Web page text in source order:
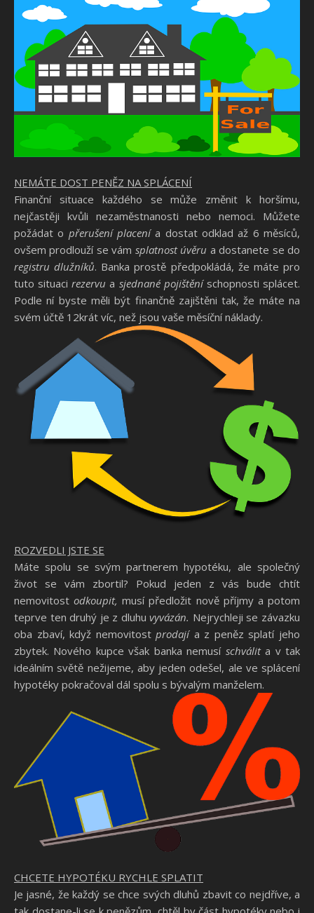
NEMÁTE DOST PENĚZ NA SPLÁCENÍ
Finanční situace každého se může změnit k horšímu,
nejčastěji kvůli nezaměstnanosti nebo nemoci. Můžete
požádat o přerušení placenía dostat odklad až 6 měsíců,
ovšem prodlouží se vám splatnost úvěru a dostanete se do
registru dlužníků. Banka prostě předpokládá, že máte pro
tuto situacirezervu a sjednané pojištěníschopnosti splácet.
Podle ní byste měli být finančně zajištěni tak, že máte na
svém účtě 12krát víc, než jsou vaše měsíční náklady.
ROZVEDLI JSTE SE
Máte spolu se svým partnerem hypotéku, ale společný
život se vám zbortil? Pokud jeden z vás bude chtít
nemovitostodkoupit, musí předložit nově příjmy a potom
teprve ten druhý je z dluhuvyvázán. Nejrychleji se závazku
oba zbaví, když nemovitostprodajía z peněz splatí jeho
zbytek. Nového kupce však banka nemusí schválita v tak
ideálním světě nežijeme, aby jeden odešel, ale ve splácení
hypotéky pokračoval dál spolu s bývalým manželem.
CHCETE HYPOTÉKU RYCHLE SPLATIT
Je jasné, že každý se chce svých dluhů zbavit co nejdříve, a